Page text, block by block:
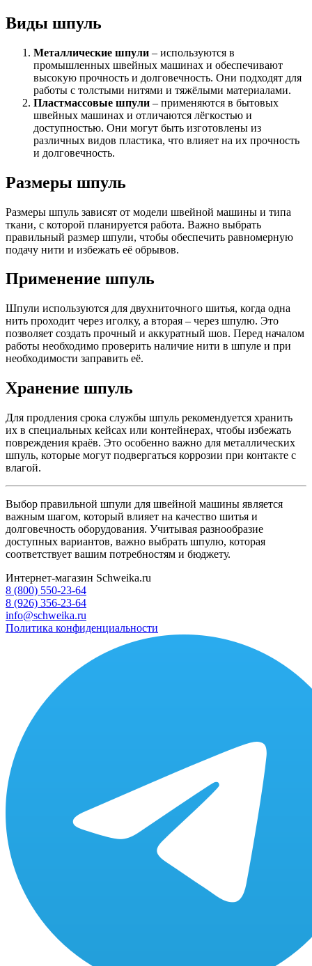
Виды шпуль
Металлические шпули – используются в
промышленных швейных машинах и обеспечивают
высокую прочность и долговечность. Они подходят для
работы с толстыми нитями и тяжёлыми материалами.
Пластмассовые шпули – применяются в бытовых
швейных машинах и отличаются лёгкостью и
доступностью. Они могут быть изготовлены из
различных видов пластика, что влияет на их прочность
и долговечность.
Размеры шпуль
Размеры шпуль зависят от модели швейной машины и типа
ткани, с которой планируется работа. Важно выбрать
правильный размер шпули, чтобы обеспечить равномерную
подачу нити и избежать её обрывов.
Применение шпуль
Шпули используются для двухниточного шитья, когда одна
нить проходит через иголку, а вторая – через шпулю. Это
позволяет создать прочный и аккуратный шов. Перед началом
работы необходимо проверить наличие нити в шпуле и при
необходимости заправить её.
Хранение шпуль
Для продления срока службы шпуль рекомендуется хранить
их в специальных кейсах или контейнерах, чтобы избежать
повреждения краёв. Это особенно важно для металлических
шпуль, которые могут подвергаться коррозии при контакте с
влагой.
Выбор правильной шпули для швейной машины является
важным шагом, который влияет на качество шитья и
долговечность оборудования. Учитывая разнообразие
доступных вариантов, важно выбрать шпулю, которая
соответствует вашим потребностям и бюджету.
Интернет-магазин Schweika.ru
8 (800) 550-23-64
8 (926) 356-23-64
info@schweika.ru
Политика конфиденциальности